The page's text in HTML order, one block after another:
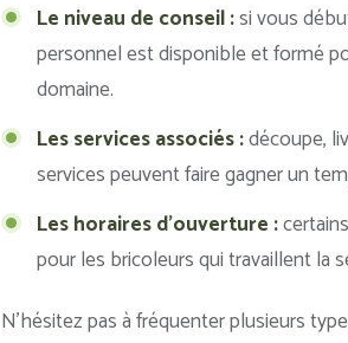
Le niveau de conseil :si vous
personnel est disponible et formé
domaine.
Les services associés :découpe,
services peuvent faire gagner un
Les horaires d’ouverture :
pour les bricoleurs qui travaillent la
N’hésitez pas à fréquenter plusieurs